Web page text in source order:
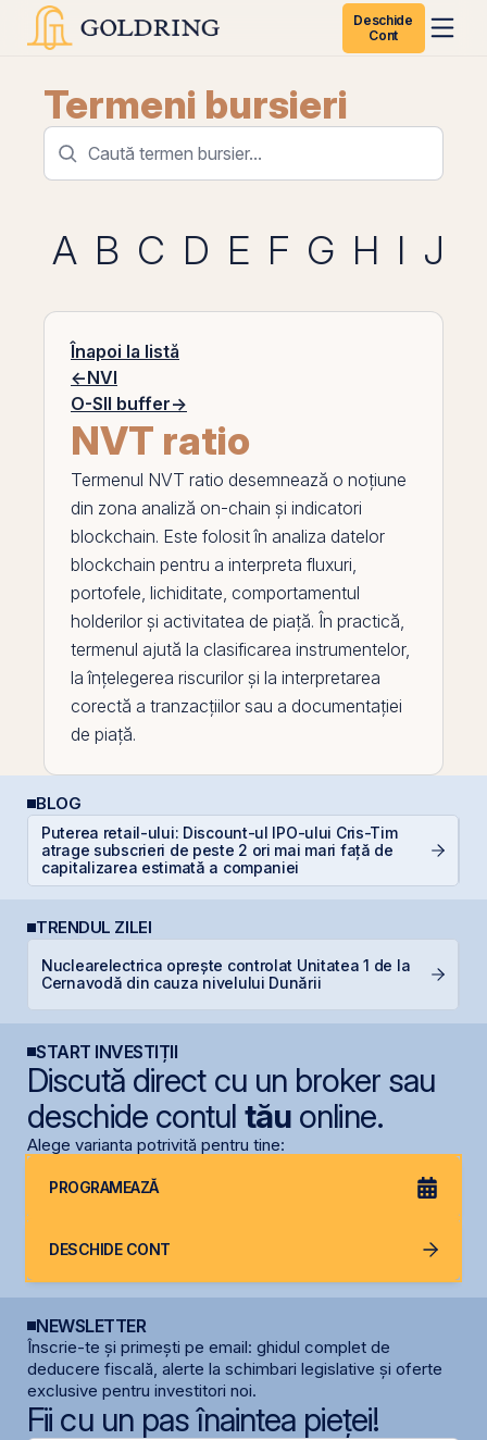
Deschide
Cont
Termeni bursieri
A B C D E F G H I J
Înapoi la listă
←NVI
O-SII buffer→
NVT ratio
Termenul NVT ratio desemnează o noțiune
din zona analiză on-chain și indicatori
blockchain. Este folosit în analiza datelor
blockchain pentru a interpreta fluxuri,
portofele, lichiditate, comportamentul
holderilor și activitatea de piață. În practică,
termenul ajută la clasificarea instrumentelor,
la înțelegerea riscurilor și la interpretarea
corectă a tranzacțiilor sau a documentației
de piață.
BLOG
Puterea retail-ului: Discount-ul IPO-ului Cris-Tim
atrage subscrieri de peste 2 ori mai mari față de
capitalizarea estimată a companiei
TRENDUL ZILEI
Nuclearelectrica oprește controlat Unitatea 1 de la
Cernavodă din cauza nivelului Dunării
START INVESTIȚII
Discută direct cu un broker sau
deschide contul tăuonline.
Alege varianta potrivită pentru tine:
PROGRAMEAZĂ
DESCHIDE CONT
NEWSLETTER
Înscrie-te și primești pe email: ghidul complet de
deducere fiscală, alerte la schimbari legislative și oferte
exclusive pentru investitori noi.
Fii cu un pas înaintea pieței!